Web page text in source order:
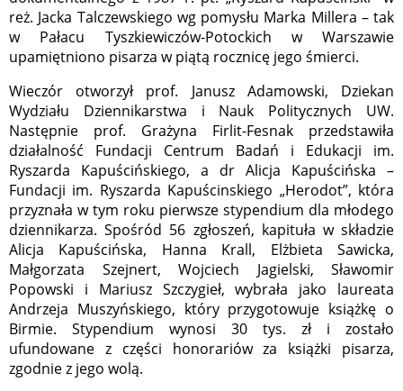
reż. Jacka Talczewskiego wg pomysłu Marka Millera – tak
w Pałacu Tyszkiewiczów-Potockich w Warszawie
upamiętniono pisarza w piątą rocznicę jego śmierci.
Wieczór otworzył prof. Janusz Adamowski, Dziekan
Wydziału Dziennikarstwa i Nauk Politycznych UW.
Następnie prof. Grażyna Firlit-Fesnak przedstawiła
działalność Fundacji Centrum Badań i Edukacji im.
Ryszarda Kapuścińskiego, a dr Alicja Kapuścińska –
Fundacji im. Ryszarda Kapuścinskiego „Herodot”, która
przyznała w tym roku pierwsze stypendium dla młodego
dziennikarza. Spośród 56 zgłoszeń, kapituła w składzie
Alicja Kapuścińska, Hanna Krall, Elżbieta Sawicka,
Małgorzata Szejnert, Wojciech Jagielski, Sławomir
Popowski i Mariusz Szczygieł, wybrała jako laureata
Andrzeja Muszyńskiego, który przygotowuje książkę o
Birmie. Stypendium wynosi 30 tys. zł i zostało
ufundowane z części honorariów za książki pisarza,
zgodnie z jego wolą.